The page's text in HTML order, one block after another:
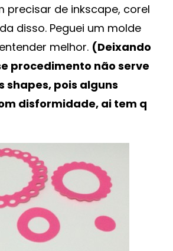
SCANNCUT
FÁCIL
FÁCIL
precisar de inkscape, corel
disso. Peguei um molde
melhor. (Deixando
procedimento não serve
shapes, pois alguns
disformidade, ai tem q